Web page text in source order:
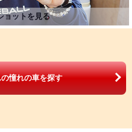
憧れの車を探す